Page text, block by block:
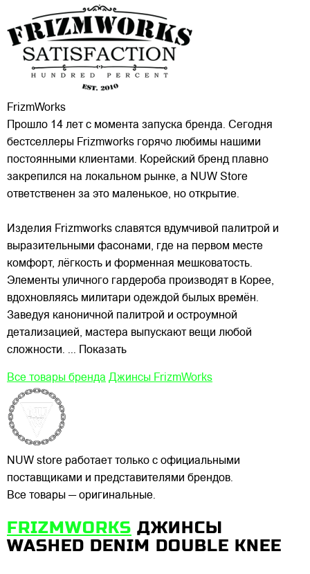
FrizmWorks
Прошло 14 лет с момента запуска бренда. Сегодня
бестселлеры Frizmworks горячо любимы нашими
постоянными клиентами. Корейский бренд плавно
закрепился на локальном рынке, а NUW Store
ответственен за это маленькое, но открытие.
Изделия Frizmworks славятся вдумчивой палитрой и
выразительными фасонами, где на первом месте
комфорт, лёгкость и форменная мешковатость.
Элементы уличного гардероба производят в Корее,
вдохновляясь милитари одеждой былых времён.
Заведуя каноничной палитрой и остроумной
детализацией, мастера выпускают вещи любой
сложности. ... Показать
Все товары бренда Джинсы FrizmWorks
NUW store работает только с официальными
поставщиками и представителями брендов.
Все товары — оригинальные.
FRIZMWORKS ДЖИНСЫ
WASHED DENIM DOUBLE KNEE